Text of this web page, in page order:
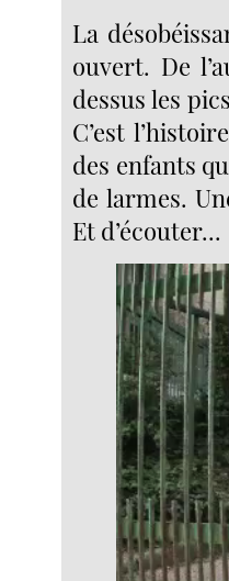
La
ouvert. De
dessus les
C’est
des enfants
de larmes.
Et d’écouter...